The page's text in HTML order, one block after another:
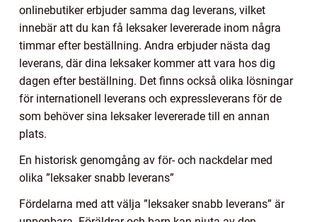
onlinebutiker erbjuder samma dag leverans, vilket
innebär att du kan få leksaker levererade inom några
timmar efter beställning. Andra erbjuder nästa dag
leverans, där dina leksaker kommer att vara hos dig
dagen efter beställning. Det finns också olika lösningar
för internationell leverans och expressleverans för de
som behöver sina leksaker levererade till en annan
plats.
En historisk genomgång av för- och nackdelar med
olika ”leksaker snabb leverans”
Fördelarna med att välja ”leksaker snabb leverans” är